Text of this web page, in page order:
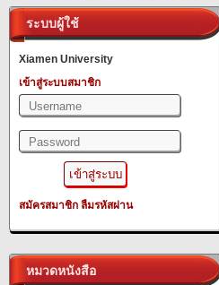
ระบบผู้ใช้
Xiamen University
เข้าสู่ระบบสมาชิก
สมัครสมาชิก ลืมรหัสผ่าน
หมวดหนังสือ